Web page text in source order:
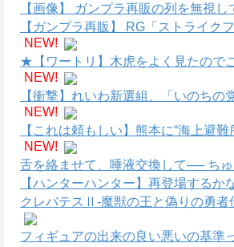
【画像】 ガンプラ再販の列を無視
【ガンプラ再販】 RG「ストライク
NEW!
★【ワートリ】木虎をよく見たので
NEW!
【衝撃】れいわ新選組、「いのち
NEW!
【これは頼もしい】熊本に“海上避
NEW!
舌を絡ませて、唾液交換して── ち
【ハンターハンター】再登場するか
クレバテスⅡ-魔獣の王と偽りの勇者
フィギュアの出来の良い悪いの基準